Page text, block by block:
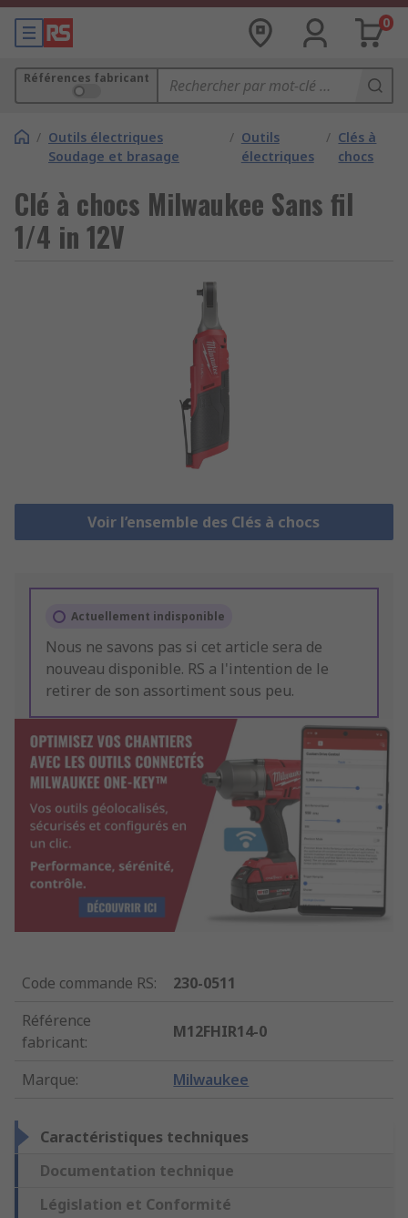
0
Références fabricant
/ Outils électriques
Soudage et brasage
/ Outils
électriques
/ Clés à
chocs
Clé à chocs Milwaukee Sans fil
1/4 in 12V
Voir l’ensemble des Clés à chocs
Actuellement indisponible
Nous ne savons pas si cet article sera de
nouveau disponible. RS a l'intention de le
retirer de son assortiment sous peu.
Code commande RS:
230-0511
Référence
fabricant:
M12FHIR14-0
Marque: Milwaukee
Caractéristiques techniques
Documentation technique
Législation et Conformité